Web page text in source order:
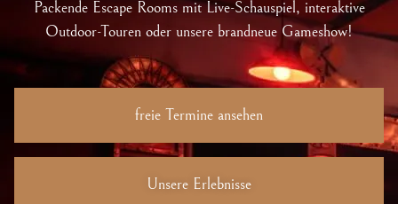
Packende Escape Rooms mit Live-Schauspiel, interaktive
Outdoor-Touren oder unsere brandneue Gameshow!
freie Termine ansehen
Unsere Erlebnisse